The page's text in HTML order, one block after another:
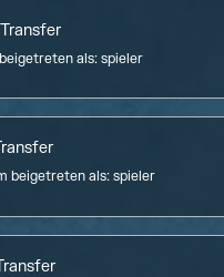
Transfer
als:spieler
beigetreten als:spieler